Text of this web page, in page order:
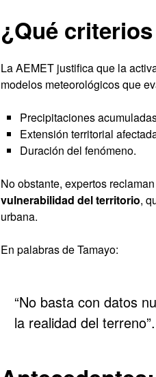
¿Qué
La AEMET justifica que la
modelos meteorológicos que
Precipitaciones
Extensión territorial
Duración del fenómeno.
No obstante, expertos reclaman
vulnerabilidad del territorio,
urbana.
En palabras de Tamayo:
“No basta con datos
la realidad del terreno”.